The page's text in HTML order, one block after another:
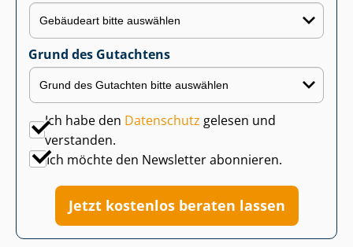
Grund des Gutachtens
Ich habe den Datenschutz gelesen und
verstanden.
Ich möchte den Newsletter abonnieren.
Jetzt kostenlos beraten lassen